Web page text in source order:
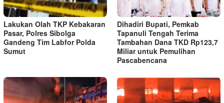
Lakukan Olah TKP Kebakaran
Pasar, Polres Sibolga
Gandeng Tim Labfor Polda
Sumut
Dihadiri Bupati, Pemkab
Tapanuli Tengah Terima
Tambahan Dana TKD Rp123,7
Miliar untuk Pemulihan
Pascabencana